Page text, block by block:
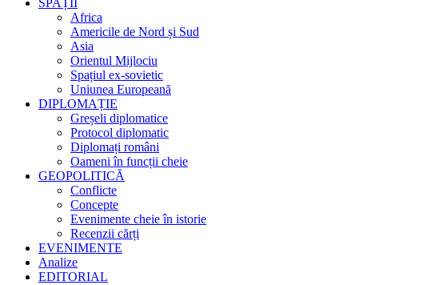
SPAȚII
Africa
Americile de Nord și Sud
Asia
Orientul Mijlociu
Spațiul ex-sovietic
Uniunea Europeană
DIPLOMAȚIE
Greșeli diplomatice
Protocol diplomatic
Diplomați români
Oameni în funcții cheie
GEOPOLITICĂ
Conflicte
Concepte
Evenimente cheie în istorie
Recenzii cărți
EVENIMENTE
Analize
EDITORIAL